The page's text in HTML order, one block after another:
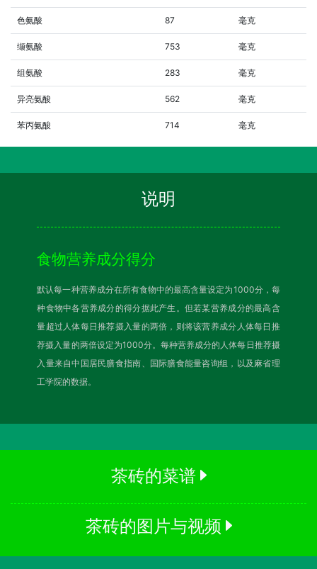
色氨酸 87 毫克
缬氨酸 753 毫克
组氨酸 283 毫克
异亮氨酸 562 毫克
苯丙氨酸 714 毫克
说明
食物营养成分得分
默认每一种营养成分在所有食物中的最高含量设定为1000分，每
种食物中各营养成分的得分据此产生。但若某营养成分的最高含
量超过人体每日推荐摄入量的两倍，则将该营养成分人体每日推
荐摄入量的两倍设定为1000分。每种营养成分的人体每日推荐摄
入量来自中国居民膳食指南、国际膳食能量咨询组，以及麻省理
工学院的数据。
茶砖的菜谱
茶砖的图片与视频